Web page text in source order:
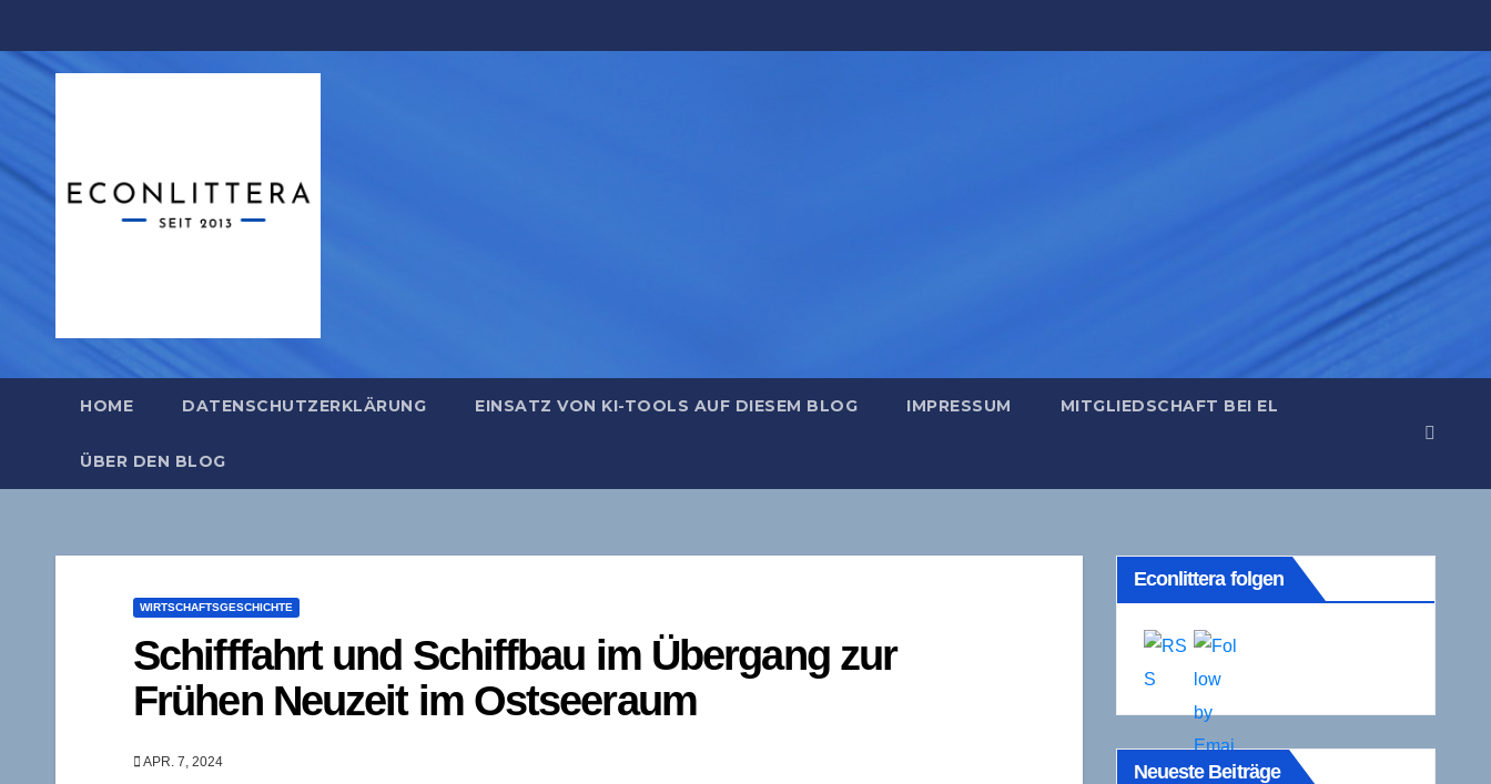
Inhalt
springen
HOME DATENSCHUTZERKLÄRUNG EINSATZ VON KI-TOOLS AUF DIESEM BLOG IMPRESSUM MITGLIEDSCHAFT BEI EL
ÜBER DEN BLOG
WIRTSCHAFTSGESCHICHTE
Schifffahrt und Schiffbau im Übergang zur
Frühen Neuzeit im Ostseeraum
APR. 7, 2024
Econlittera folgen
Neueste Beiträge